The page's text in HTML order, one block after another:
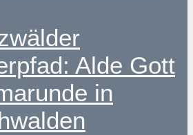
Alde Gott
in